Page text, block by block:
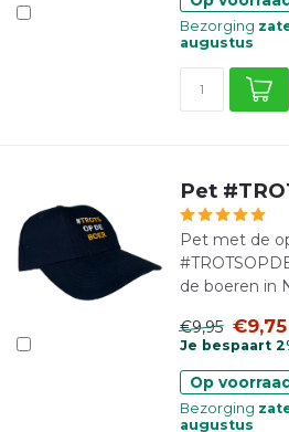
Bezorging
augustus
Pet
Pet met de
de boeren in
€9,95 €9,75
Je bespaart
Op voorraad
Bezorging
augustus